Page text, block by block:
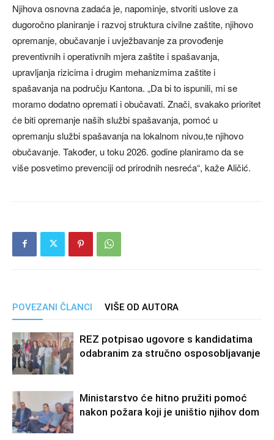
Njihova osnovna zadaća je, napominje, stvoriti uslove za
dugoročno planiranje i razvoj struktura civilne zaštite, njihovo
opremanje, obučavanje i uvježbavanje za provođenje
preventivnih i operativnih mjera zaštite i spašavanja,
upravljanja rizicima i drugim mehanizmima zaštite i
spašavanja na području Kantona. „Da bi to ispunili, mi se
moramo dodatno opremati i obučavati. Znači, svakako prioritet
će biti opremanje naših službi spašavanja, pomoć u
opremanju službi spašavanja na lokalnom nivou,te njihovo
obučavanje. Također, u toku 2026. godine planiramo da se
više posvetimo prevenciji od prirodnih nesreća“, kaže Aličić.
POVEZANI ČLANCI VIŠE OD AUTORA
REZ potpisao ugovore s kandidatima
odabranim za stručno osposobljavanje
Ministarstvo će hitno pružiti pomoć
nakon požara koji je uništio njihov dom